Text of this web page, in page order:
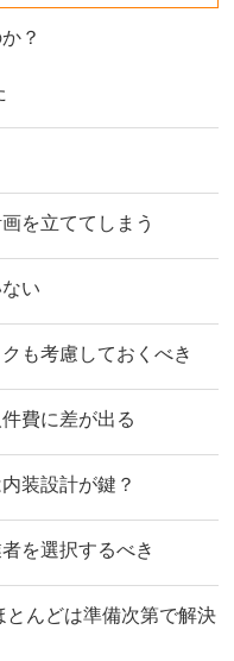
？
を立ててしまう
い
も考慮しておくべき
費に差が出る
装設計が鍵？
を選択するべき
とんどは準備次第で解決